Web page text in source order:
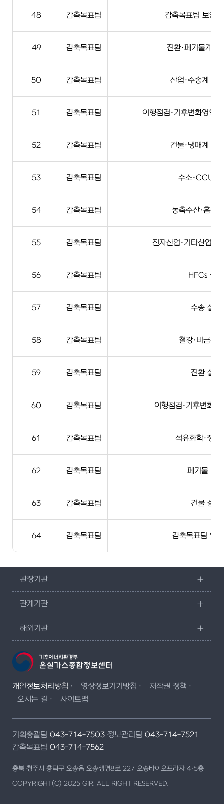
48 감축목표팀 감축목표팀 보안·
49 감축목표팀 전환·폐기물계
50 감축목표팀 산업·수송계 실
51 감축목표팀 이행점검·기후변화영향
52 감축목표팀 건물·냉매계 실
53 감축목표팀 수소·CCUS
54 감축목표팀 농축수산·흡수
55 감축목표팀 전자산업·기타산업·
56 감축목표팀 HFCs 실무
57 감축목표팀 수송 실무
58 감축목표팀 철강·비금속
59 감축목표팀 전환 실무
60 감축목표팀 이행점검·기후변화영
61 감축목표팀 석유화학·정유
62 감축목표팀 폐기물 실
63 감축목표팀 건물 실무
64 감축목표팀 감축목표팀 업
관장기관
관계기관
해외기관
개인정보처리방침 영상정보기기방침
저작권 정책
오시는 길
사이트맵
기획총괄팀 043-714-7503 정보관리팀 043-714-7521
감축목표팀 043-714-7562
충북 청주시 흥덕구 오송읍 오송생명8로 227 오송바이오프라자 4·5층
COPYRIGHT(C) 2025 GIR. ALL RIGHT RESERVED.